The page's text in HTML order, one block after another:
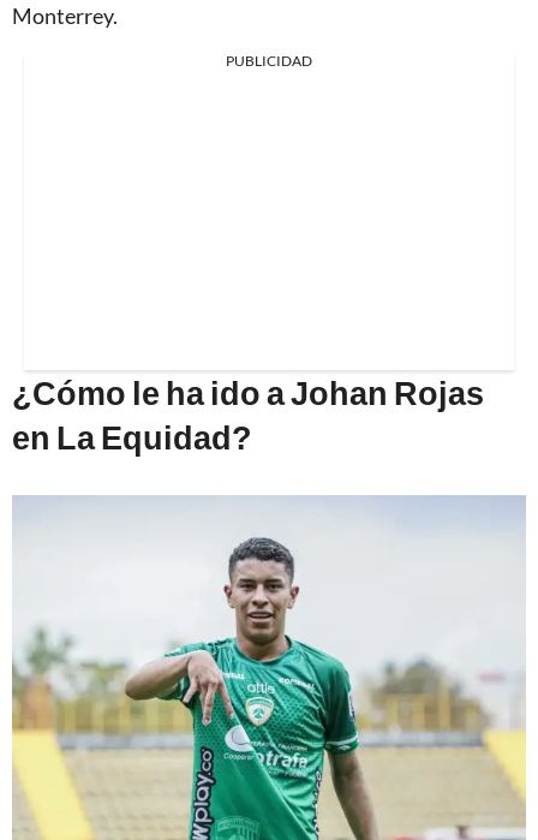
Monterrey.
PUBLICIDAD
¿Cómo le ha ido a Johan Rojas
en La Equidad?